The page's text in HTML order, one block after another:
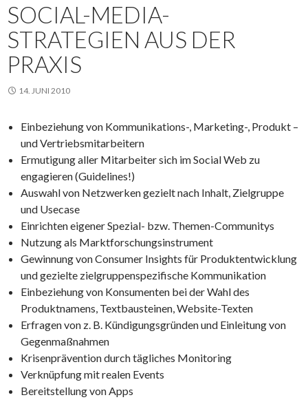
SOCIAL-MEDIA-
STRATEGIEN AUS DER
PRAXIS
14. JUNI 2010
Einbeziehung von Kommunikations-, Marketing-, Produkt –
und Vertriebsmitarbeitern
Ermutigung aller Mitarbeiter sich im Social Web zu
engagieren (Guidelines!)
Auswahl von Netzwerken gezielt nach Inhalt, Zielgruppe
und Usecase
Einrichten eigener Spezial- bzw. Themen-Communitys
Nutzung als Marktforschungsinstrument
Gewinnung von Consumer Insights für Produktentwicklung
und gezielte zielgruppenspezifische Kommunikation
Einbeziehung von Konsumenten bei der Wahl des
Produktnamens, Textbausteinen, Website-Texten
Erfragen von z. B. Kündigungsgründen und Einleitung von
Gegenmaßnahmen
Krisenprävention durch tägliches Monitoring
Verknüpfung mit realen Events
Bereitstellung von Apps